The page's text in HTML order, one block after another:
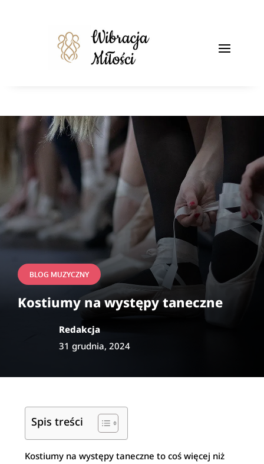
BLOG MUZYCZNY
Kostiumy na występy taneczne
Redakcja
31 grudnia, 2024
Spis treści
Kostiumy na występy taneczne to coś więcej niż